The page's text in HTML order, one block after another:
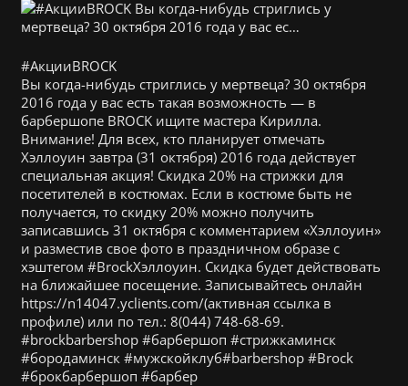
#АкцииBROCK
Вы когда-нибудь стриглись у мертвеца? 30 октября
2016 года у вас есть такая возможность — в
барбершопе BROCK ищите мастера Кирилла.
Внимание! Для всех, кто планирует отмечать
Хэллоуин завтра (31 октября) 2016 года действует
специальная акция! Скидка 20% на стрижки для
посетителей в костюмах. Если в костюме быть не
получается, то скидку 20% можно получить
записавшись 31 октября с комментарием «Хэллоуин»
и разместив свое фото в праздничном образе с
хэштегом #BrockХэллоуин. Скидка будет действовать
на ближайшее посещение. Записывайтесь онлайн
https://n14047.yclients.com/(активная ссылка в
профиле) или по тел.: 8(044) 748-68-69.
#brockbarbershop #барбершоп #стрижкаминск
#бородаминск #мужскойклуб#barbershop #Brock
#брокбарбершоп #барбер